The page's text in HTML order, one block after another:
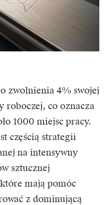
zwolnienia 4% swojej
roboczej, co oznacza
1000 miejsc pracy.
częścią strategii
na intensywny
sztucznej
mają pomóc
z dominującą